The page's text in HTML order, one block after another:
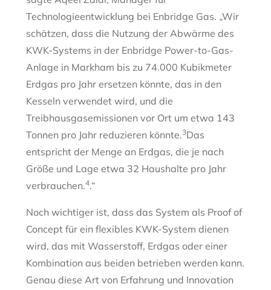
Technologieentwicklung bei Enbridge Gas. „Wir
schätzen, dass die Nutzung der Abwärme des
KWK-Systems in der Enbridge Power-to-Gas-
Anlage in Markham bis zu 74.000 Kubikmeter
Erdgas pro Jahr ersetzen könnte, das in den
Kesseln verwendet wird, und die
Treibhausgasemissionen vor Ort um etwa 143
Tonnen pro Jahr reduzieren könnte.3Das
entspricht der Menge an Erdgas, die je nach
Größe und Lage etwa 32 Haushalte pro Jahr
verbrauchen.4.“
Noch wichtiger ist, dass das System als Proof of
Concept für ein flexibles KWK-System dienen
wird, das mit Wasserstoff, Erdgas oder einer
Kombination aus beiden betrieben werden kann.
Genau diese Art von Erfahrung und Innovation